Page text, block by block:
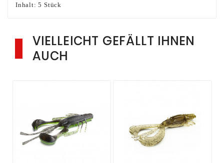
Inhalt: 5 Stück
VIELLEICHT GEFÄLLT IHNEN
AUCH